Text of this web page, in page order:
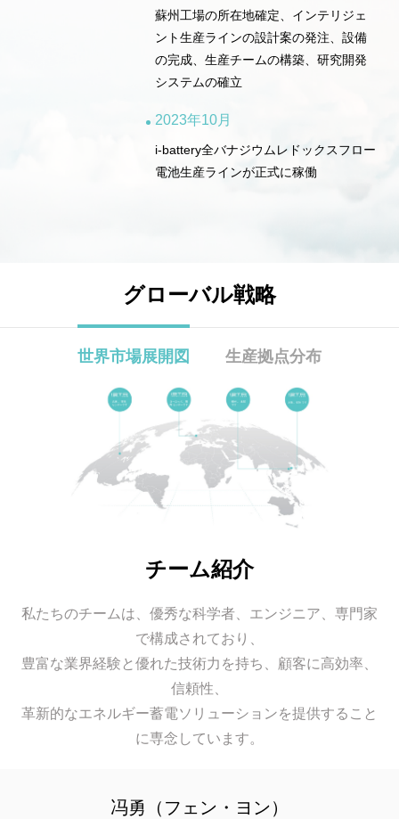
蘇州工場の所在地確定、インテリジェ
ント生産ラインの設計案の発注、設備
の完成、生産チームの構築、研究開発
システムの確立
2023年10月
i-battery全バナジウムレドックスフロー
電池生産ラインが正式に稼働
グローバル戦略
世界市場展開図 生産拠点分布
チーム紹介
私たちのチームは、優秀な科学者、エンジニア、専門家
で構成されており、
豊富な業界経験と優れた技術力を持ち、顧客に高効率、
信頼性、
革新的なエネルギー蓄電ソリューションを提供すること
に専念しています。
冯勇（フェン・ヨン）